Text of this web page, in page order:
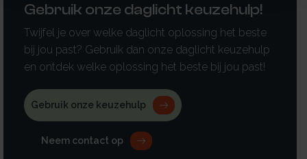
Gebruik onze daglicht keuzehulp!
Twijfel je over welke daglicht oplossing het beste
bij jou past? Gebruik dan onze daglicht keuzehulp
en ontdek welke oplossing het beste bij jou past!
Gebruik onze keuzehulp
Neem contact op